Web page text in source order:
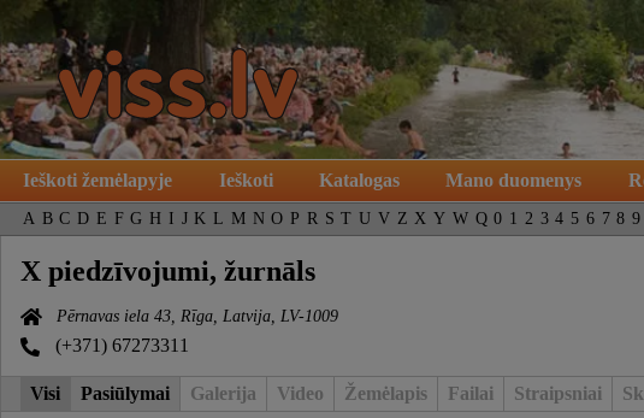
Ieškoti žemėlapyje Ieškoti Katalogas Mano duomenys
A B C D E F G H I J K L M N O P R S T U V Z X Y W Q 0 1 2 3 4 5 6 7 8 9
X piedzīvojumi, žurnāls
Pērnavas iela 43, Rīga, Latvija, LV-1009
(+371) 67273311
Visi Pasiūlymai Galerija Video Žemėlapis Failai Straipsniai